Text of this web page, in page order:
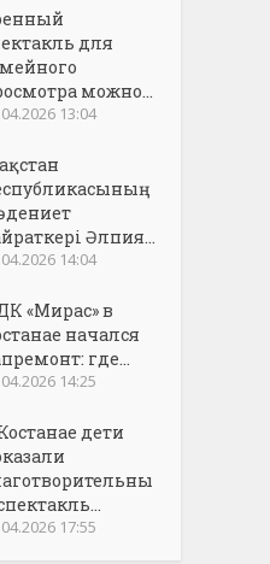
для
можно...
13:04
Әлпия...
14:04
«Мирас» в
начался
где...
14:25
дети
17:55